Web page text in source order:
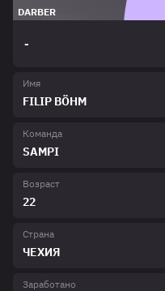
DARBER
-
Имя
FILIP BÖHM
Команда
SAMPI
Возраст
22
Страна
ЧЕХИЯ
Заработано